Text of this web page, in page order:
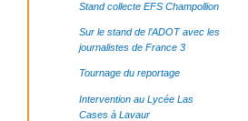
Stand collecte EFS Champollion
Sur le stand de l’ADOT avec les
journalistes de France 3
Tournage du reportage
Intervention au Lycée Las
Cases à Lavaur